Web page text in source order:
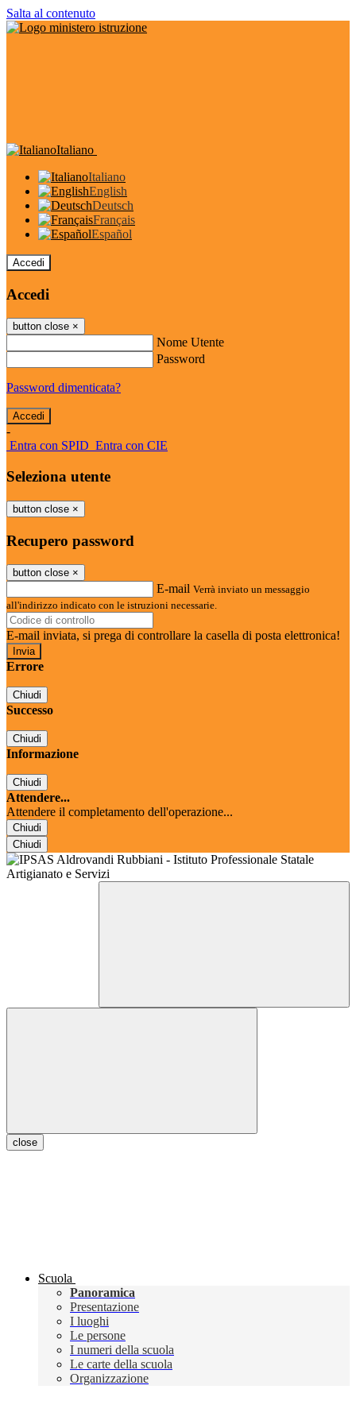
Salta al contenuto
Italiano
Italiano
English
Deutsch
Français
Español
Accedi
Accedi
button close ×
Nome Utente
Password
Password dimenticata?
-
Entra con SPID Entra con CIE
Seleziona utente
button close ×
Recupero password
button close ×
E-mail Verrà inviato un messaggio
all'indirizzo indicato con le istruzioni necessarie.
E-mail inviata, si prega di controllare la casella di posta elettronica!
Errore
Chiudi
Successo
Chiudi
Informazione
Chiudi
Attendere...
Attendere il completamento dell'operazione...
Chiudi
Chiudi
close
Scuola
Panoramica
Presentazione
I luoghi
Le persone
I numeri della scuola
Le carte della scuola
Organizzazione